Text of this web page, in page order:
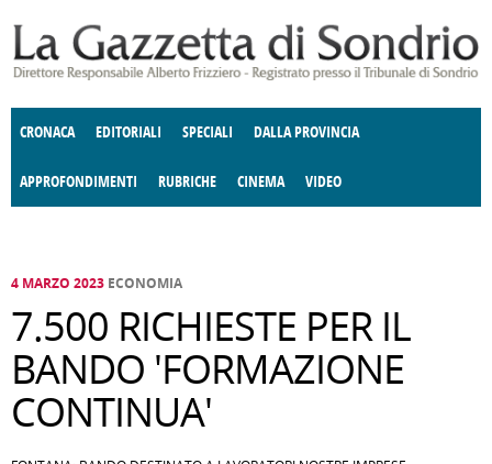
CRONACA EDITORIALI SPECIALI DALLA PROVINCIA
APPROFONDIMENTI
E SPETTACOLI POLITICA
RUBRICHE
DELLE IDEE FATTI DELLO SPIRITO
CINEMA VIDEO
4 MARZO 2023 ECONOMIA
7.500 RICHIESTE PER IL
BANDO 'FORMAZIONE
CONTINUA'